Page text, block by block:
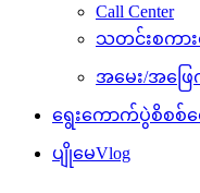
Call Center
သတင်းစကား
အမေး/အဖြ
ရွေးကောက်ပွဲစိစစ်တွ
ပျိုမေVlog